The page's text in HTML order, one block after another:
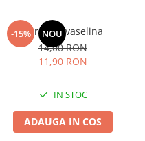
-15% NOU
Spray cu vaselina
14,00 RON
11,90 RON
IN STOC
ADAUGA IN COS